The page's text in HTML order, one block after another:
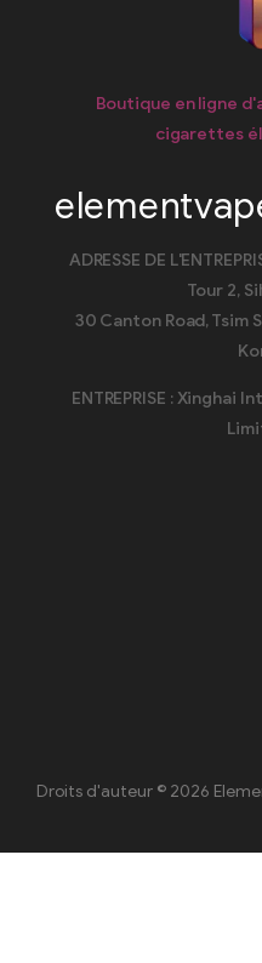
Boutique en ligne
cigarettes
ADRESSE DE
Tour 2,
30 Canton Road, Tsim
ENTREPRISE : Xinghai
Droits d'auteur © 2026